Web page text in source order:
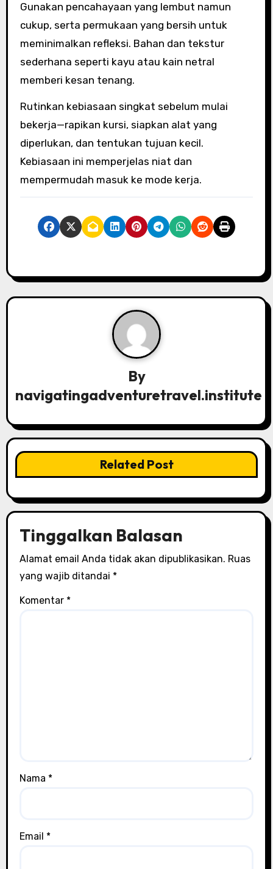
Gunakan pencahayaan yang lembut namun
cukup, serta permukaan yang bersih untuk
meminimalkan refleksi. Bahan dan tekstur
sederhana seperti kayu atau kain netral
memberi kesan tenang.
Rutinkan kebiasaan singkat sebelum mulai
bekerja—rapikan kursi, siapkan alat yang
diperlukan, dan tentukan tujuan kecil.
Kebiasaan ini memperjelas niat dan
mempermudah masuk ke mode kerja.
By
navigatingadventuretravel.institute
Related Post
Tinggalkan Balasan
Alamat email Anda tidak akan dipublikasikan. Ruas
yang wajib ditandai *
Komentar *
Nama *
Email *